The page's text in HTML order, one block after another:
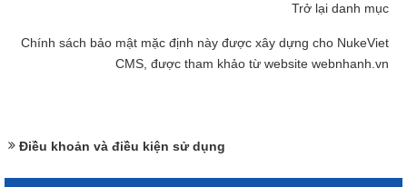
Trở lại danh mục
Chính sách bảo mật mặc định này được xây dựng cho NukeViet
CMS , được tham khảo từ website webnhanh.vn
Điều khoản và điều kiện sử dụng